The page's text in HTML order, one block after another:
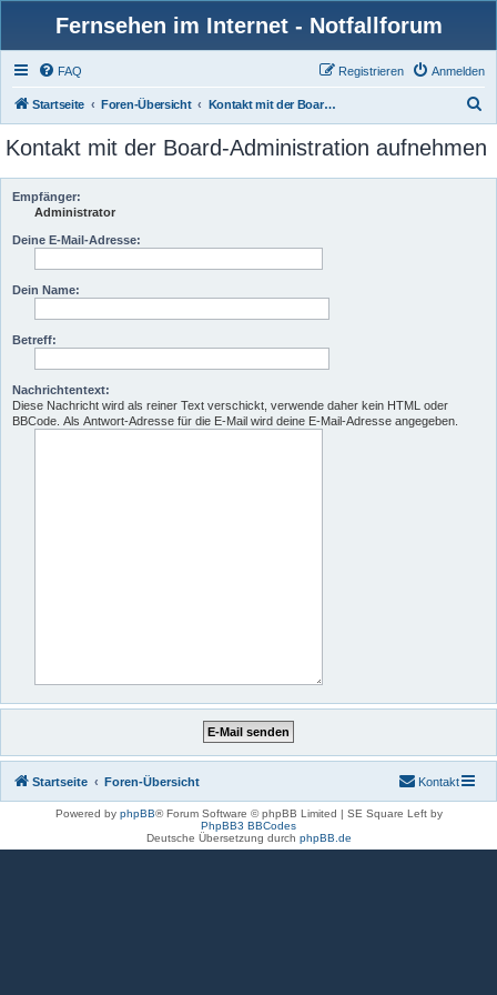
Fernsehen im Internet - Notfallforum
FAQ Anmelden
Registrieren
Startseite Foren-Übersicht Kontakt mit der Board-Administration aufnehmen
c
h
Kontakt mit der Board-Administration aufnehmen
Empfänger:
Administrator
Deine E-Mail-Adresse:
Dein Name:
Betreff:
Nachrichtentext:
Diese Nachricht wird als reiner Text verschickt, verwende daher kein HTML oder
BBCode. Als Antwort-Adresse für die E-Mail wird deine E-Mail-Adresse angegeben.
Startseite Foren-Übersicht Kontakt
Powered by phpBB® Forum Software © phpBB Limited | SE Square Left by
PhpBB3 BBCodes
Deutsche Übersetzung durch phpBB.de